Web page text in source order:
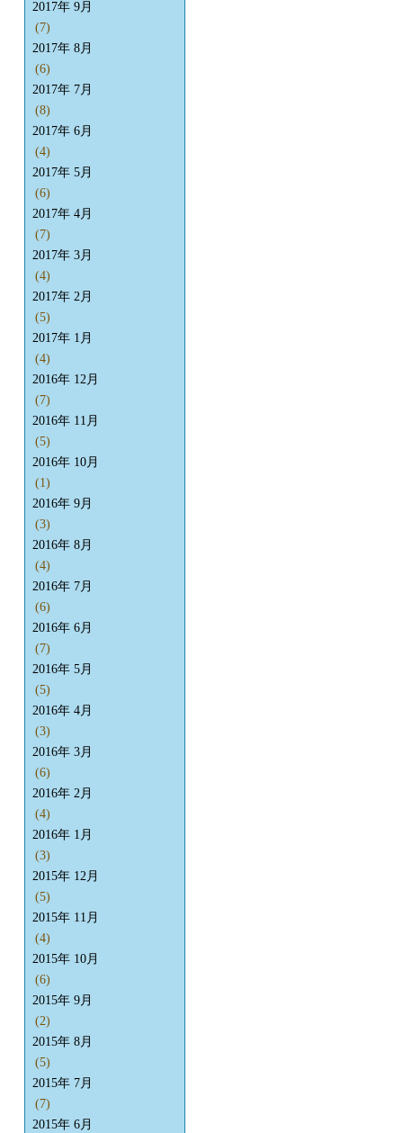
2017年 9月
(7)
2017年 8月
(6)
2017年 7月
(8)
2017年 6月
(4)
2017年 5月
(6)
2017年 4月
(7)
2017年 3月
(4)
2017年 2月
(5)
2017年 1月
(4)
2016年 12月
(7)
2016年 11月
(5)
2016年 10月
(1)
2016年 9月
(3)
2016年 8月
(4)
2016年 7月
(6)
2016年 6月
(7)
2016年 5月
(5)
2016年 4月
(3)
2016年 3月
(6)
2016年 2月
(4)
2016年 1月
(3)
2015年 12月
(5)
2015年 11月
(4)
2015年 10月
(6)
2015年 9月
(2)
2015年 8月
(5)
2015年 7月
(7)
2015年 6月